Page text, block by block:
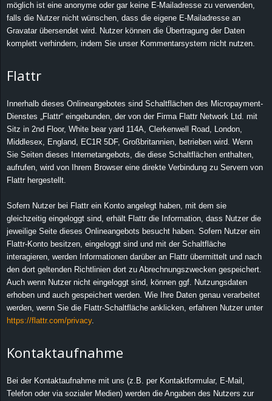
möglich ist eine anonyme oder gar keine E-Mailadresse zu verwenden,
falls die Nutzer nicht wünschen, dass die eigene E-Mailadresse an
Gravatar übersendet wird. Nutzer können die Übertragung der Daten
komplett verhindern, indem Sie unser Kommentarsystem nicht nutzen.
Flattr
Innerhalb dieses Onlineangebotes sind Schaltflächen des Micropayment-
Dienstes „Flattr“ eingebunden, der von der Firma Flattr Network Ltd. mit
Sitz in 2nd Floor, White bear yard 114A, Clerkenwell Road, London,
Middlesex, England, EC1R 5DF, Großbritannien, betrieben wird. Wenn
Sie Seiten dieses Internetangebots, die diese Schaltflächen enthalten,
aufrufen, wird von Ihrem Browser eine direkte Verbindung zu Servern von
Flattr hergestellt.
Sofern Nutzer bei Flattr ein Konto angelegt haben, mit dem sie
gleichzeitig eingeloggt sind, erhält Flattr die Information, dass Nutzer die
jeweilige Seite dieses Onlineangebots besucht haben. Sofern Nutzer ein
Flattr-Konto besitzen, eingeloggt sind und mit der Schaltfläche
interagieren, werden Informationen darüber an Flattr übermittelt und nach
den dort geltenden Richtlinien dort zu Abrechnungszwecken gespeichert.
Auch wenn Nutzer nicht eingeloggt sind, können ggf. Nutzungsdaten
erhoben und auch gespeichert werden. Wie Ihre Daten genau verarbeitet
werden, wenn Sie die Flattr-Schaltfläche anklicken, erfahren Nutzer unter
https://flattr.com/privacy.
Kontaktaufnahme
Bei der Kontaktaufnahme mit uns (z.B. per Kontaktformular, E-Mail,
Telefon oder via sozialer Medien) werden die Angaben des Nutzers zur